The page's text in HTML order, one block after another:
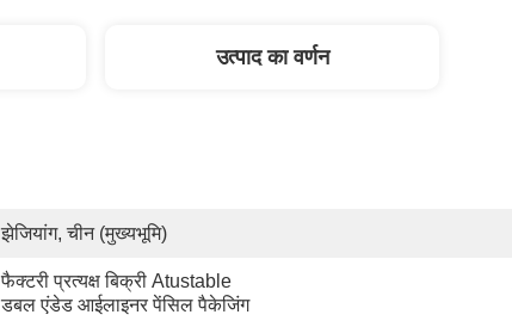
उत्पाद का वर्णन
झेजियांग, चीन (मुख्यभूमि)
फैक्टरी प्रत्यक्ष बिक्री Atustable
डबल एंडेड आईलाइनर पेंसिल पैकेजिंग